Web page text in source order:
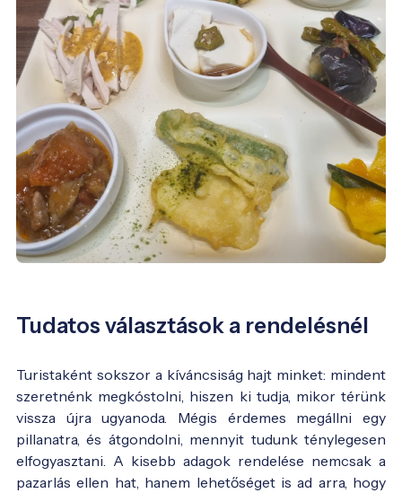
Tudatos választások a rendelésnél
Turistaként sokszor a kíváncsiság hajt minket: mindent
szeretnénk megkóstolni, hiszen ki tudja, mikor térünk
vissza újra ugyanoda. Mégis érdemes megállni egy
pillanatra, és átgondolni, mennyit tudunk ténylegesen
elfogyasztani. A kisebb adagok rendelése nemcsak a
pazarlás ellen hat, hanem lehetőséget is ad arra, hogy